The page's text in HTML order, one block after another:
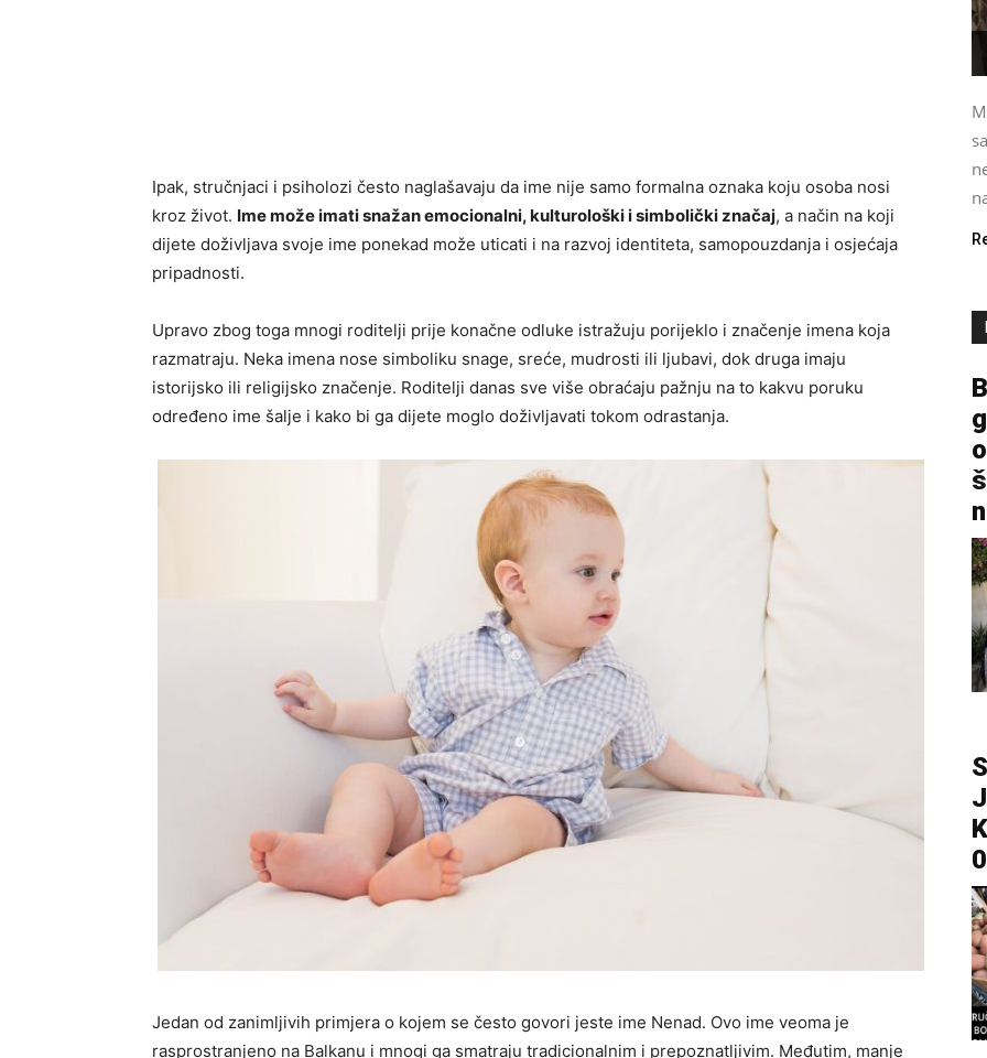
Ipak, stručnjaci i psiholozi često naglašavaju da ime nije samo formalna oznaka koju osoba nosi
kroz život. Ime može imati snažan emocionalni, kulturološki i simbolički značaj, a način na koji
dijete doživljava svoje ime ponekad može uticati i na razvoj identiteta, samopouzdanja i osjećaja
pripadnosti.
Upravo zbog toga mnogi roditelji prije konačne odluke istražuju porijeklo i značenje imena koja
razmatraju. Neka imena nose simboliku snage, sreće, mudrosti ili ljubavi, dok druga imaju
istorijsko ili religijsko značenje. Roditelji danas sve više obraćaju pažnju na to kakvu poruku
određeno ime šalje i kako bi ga dijete moglo doživljavati tokom odrastanja.
Jedan od zanimljivih primjera o kojem se često govori jeste ime Nenad. Ovo ime veoma je
rasprostranjeno na Balkanu i mnogi ga smatraju tradicionalnim i prepoznatljivim. Međutim, manje